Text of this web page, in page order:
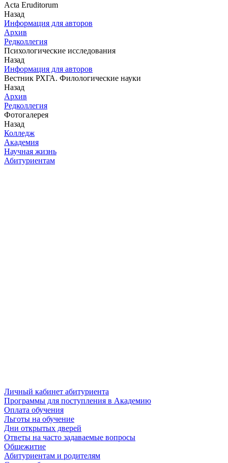
Acta Eruditorum
Назад
Информация для авторов
Архив
Редколлегия
Психологические исследования
Назад
Информация для авторов
Вестник РХГА. Филологические науки
Назад
Архив
Редколлегия
Фотогалерея
Назад
Колледж
Академия
Научная жизнь
Абитуриентам
Личный кабинет абитуриента
Программы для поступления в Академию
Оплата обучения
Льготы на обучение
Дни открытых дверей
Ответы на часто задаваемые вопросы
Общежитие
Абитуриентам и родителям